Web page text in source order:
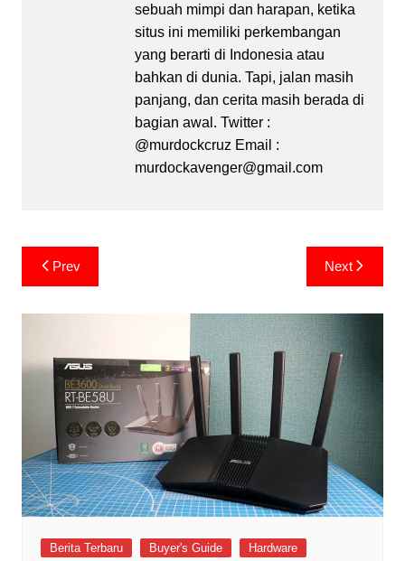
sebuah mimpi dan harapan, ketika
situs ini memiliki perkembangan
yang berarti di Indonesia atau
bahkan di dunia. Tapi, jalan masih
panjang, dan cerita masih berada di
bagian awal. Twitter :
@murdockcruz Email :
murdockavenger@gmail.com
Post
navigation
Prev Next
Berita Terbaru Buyer's Guide
Hardware